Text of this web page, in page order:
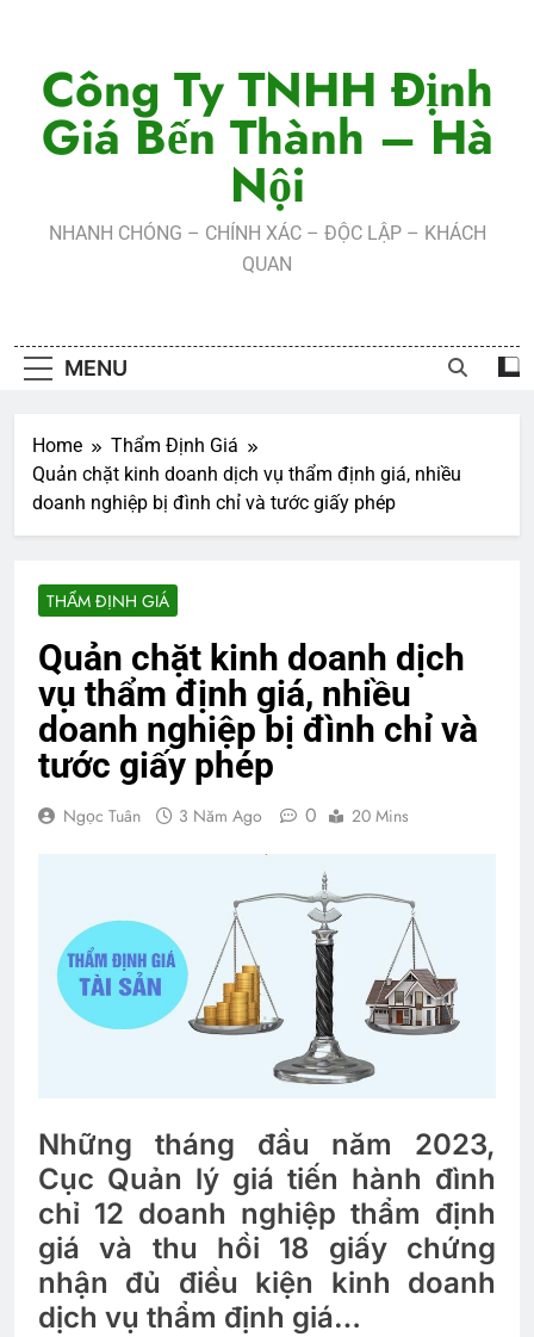
contentCông Ty TNHH Định
Giá Bến Thành – Hà
Nội
NHANH CHÓNG – CHÍNH XÁC – ĐỘC LẬP – KHÁCH
QUAN
MENU
Home
Thẩm Định Giá
Quản chặt kinh doanh dịch vụ thẩm định giá, nhiều
doanh nghiệp bị đình chỉ và tước giấy phép
THẨM ĐỊNH GIÁ
Quản chặt kinh doanh dịch
vụ thẩm định giá, nhiều
doanh nghiệp bị đình chỉ và
tước giấy phép
Ngọc Tuân 3 Năm Ago 0 20 Mins
Những tháng đầu năm 2023,
Cục Quản lý giá tiến hành đình
chỉ 12 doanh nghiệp thẩm định
giá và thu hồi 18 giấy chứng
nhận đủ điều kiện kinh doanh
dịch vụ thẩm định giá…